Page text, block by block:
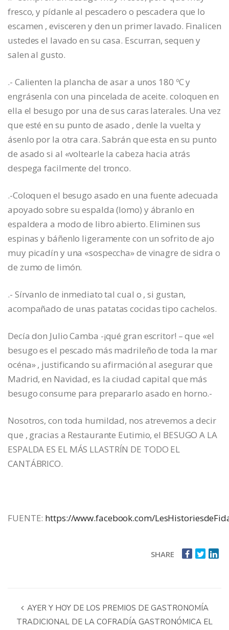
fresco, y pídanle al pescadero o pescadera que lo
escamen , evisceren y den un primer lavado. Finalicen
ustedes el lavado en su casa. Escurran, sequen y
salen al gusto.
.- Calienten la plancha de asar a unos 180 ºC y
engrásenla con una pincelada de aceite. coloquen en
ella el besugo por una de sus caras laterales. Una vez
que esté en su punto de asado , denle la vuelta y
ásenlo por la otra cara. Sabrán que esta en su punto
de asado si al «voltearle la cabeza hacia atrás
despega facilmente del tronco.
.-Coloquen el besugo asado en una fuente adecuada
apoyado sobre su espalda (lomo) y ábranlo en
espaldera a modo de libro abierto. Eliminen sus
espinas y báñenlo ligeramente con un sofrito de ajo
muy picadín y una «sospeccha» de vinagre de sidra o
de zumo de limón.
.- Sírvanlo de inmediato tal cual o , si gustan,
acompañado de unas patatas cocidas tipo cachelos.
Decía don Julio Camba -¡qué gran escritor! – que «el
besugo es el pescado más madrileño de toda la mar
océna» , justificando su afirmación al asegurar que
Madrid, en Navidad, es la ciudad capital que más
besugo consume para prepararlo asado en horno.-
Nosotros, con toda humildad, nos atrevemos a decir
que , gracias a Restaurante Eutimio, el BESUGO A LA
ESPALDA ES EL MÁS LLASTRÍN DE TODO EL
CANTÁBRICO.
FUENTE: https://www.facebook.com/
SHARE
AYER Y HOY DE LOS PREMIOS DE GASTRONOMÍA
TRADICIONAL DE LA COFRADÍA GASTRONÓMICA EL